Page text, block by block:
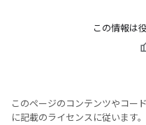
この情報は
このページのコンテンツやコー
に記載のライセンスに従います